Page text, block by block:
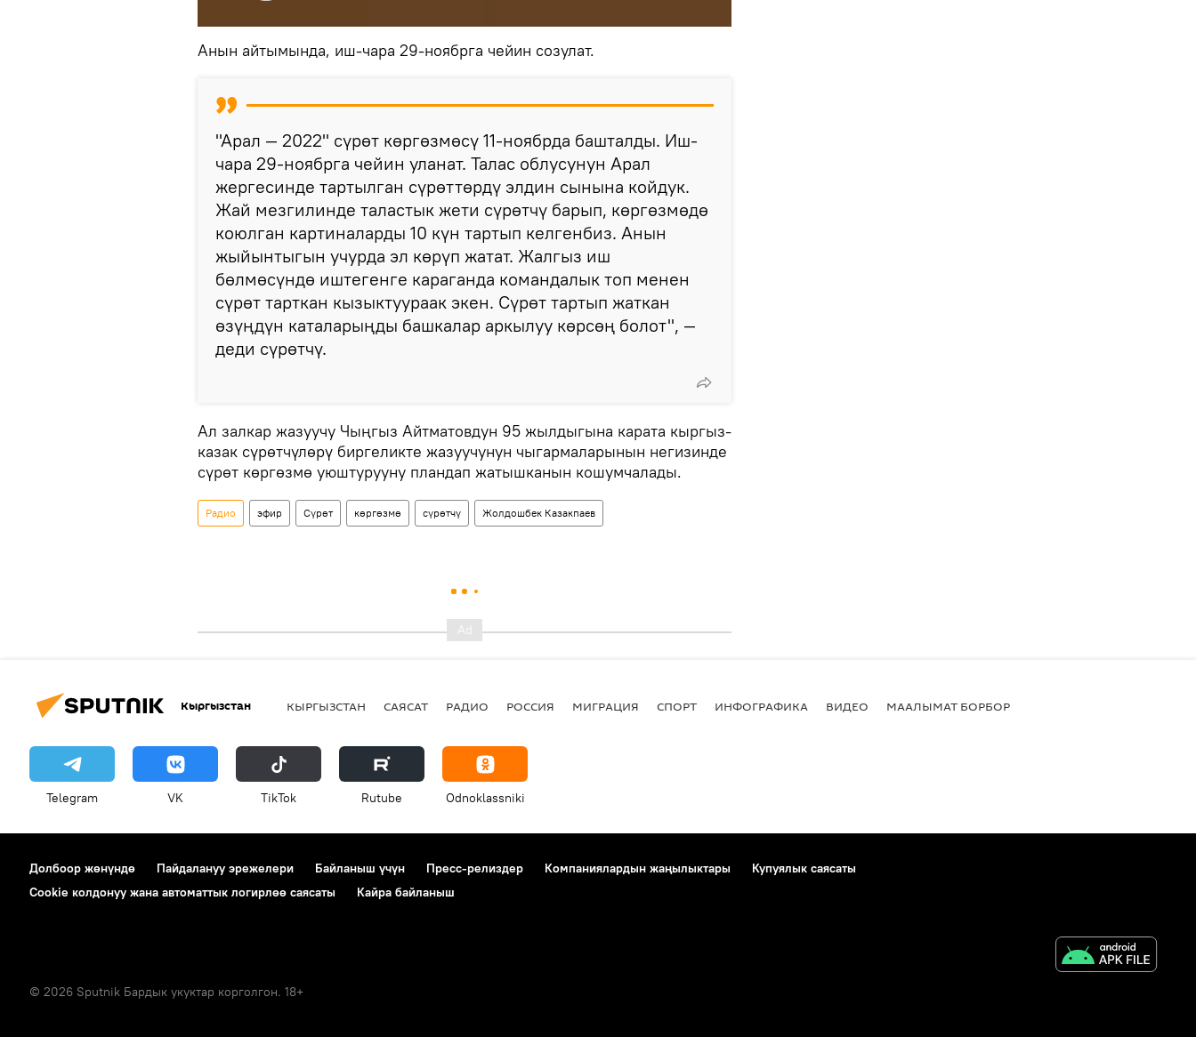
Анын айтымында, иш-чара 29-ноябрга чейин созулат.
"Арал — 2022" сүрөт көргөзмөсү 11-ноябрда башталды. Иш-
чара 29-ноябрга чейин уланат. Талас облусунун Арал
жергесинде тартылган сүрөттөрдү элдин сынына койдук.
Жай мезгилинде таластык жети сүрөтчү барып, көргөзмөдө
коюлган картиналарды 10 күн тартып келгенбиз. Анын
жыйынтыгын учурда эл көрүп жатат. Жалгыз иш
бөлмөсүндө иштегенге караганда командалык топ менен
сүрөт тарткан кызыктуураак экен. Сүрөт тартып жаткан
өзүңдүн каталарыңды башкалар аркылуу көрсөң болот", —
деди сүрөтчү.
Ал залкар жазуучу Чыңгыз Айтматовдун 95 жылдыгына карата кыргыз-
казак сүрөтчүлөрү биргеликте жазуучунун чыгармаларынын негизинде
сүрөт көргөзмө уюштурууну пландап жатышканын кошумчалады.
Радио эфир Сүрөт көргөзмө сүрөтчү Жолдошбек Казакпаев
Кыргызстан КЫРГЫЗСТАН САЯСАТ РАДИО РОССИЯ МИГРАЦИЯ СПОРТ ИНФОГРАФИКА ВИДЕО МААЛЫМАТ БОРБОР
Telegram VK ТikТоk Rutube Odnoklassniki
Долбоор жөнүндө Пайдалануу эрежелери Байланыш үчүн Пресс-релиздер Компаниялардын жаңылыктары
Купуялык саясаты
Cookie колдонуу жана автоматтык логирлөө саясаты
Кайра байланыш
© 2026 Sputnik Бардык укуктар корголгон. 18+